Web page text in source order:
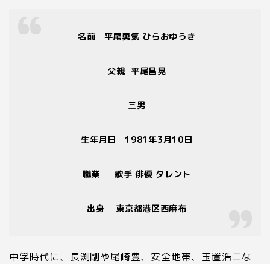
名前 平尾勇気 ひらおゆうき
父親 平尾昌晃
三男
生年月日 1981年3月10日
職業 歌手 俳優 タレント
出身 東京都港区西麻布
中学時代に、長渕剛や尾崎豊、安全地帯、玉置浩二な